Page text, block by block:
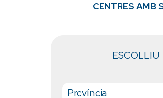
CENTRES AMB
ESCOLLIU